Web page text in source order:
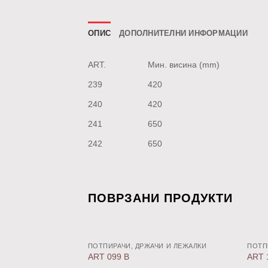
ОПИС ДОПОЛНИТЕЛНИ ИНФОРМАЦИИ
ART. Мин. висина (mm)
239 420
240 420
241 650
242 650
ПОВРЗАНИ ПРОДУКТИ
ПОТПИРАЧИ, ДРЖАЧИ И ЛЕЖАЛКИ
ART 099 B ART